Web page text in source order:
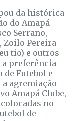
da histórica
do Amapá
Serrano,
Zoilo Pereira
tio) e outros
a preferência
de Futebol e
agremiação
Amapá Clube,
no
de